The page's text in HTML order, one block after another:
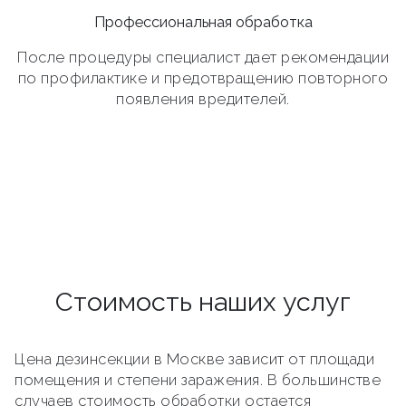
Профессиональная обработка
После процедуры специалист дает рекомендации
по профилактике и предотвращению повторного
появления вредителей.
Стоимость наших услуг
Цена дезинсекции в Москве зависит от площади
помещения и степени заражения. В большинстве
случаев стоимость обработки остается